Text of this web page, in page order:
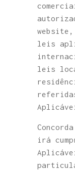
leis
leis
irá